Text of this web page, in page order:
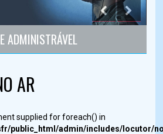
SITE ADMINISTRÁVEL
AR
supplied for foreach() in
public_html/admin/includes/locutor/